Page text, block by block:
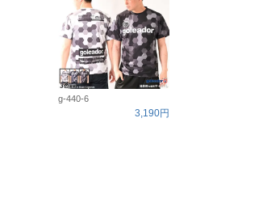
g-440-6
3,190円